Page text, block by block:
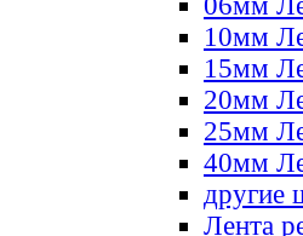
10мм
15мм
20мм
25мм
40мм
другие
Лента